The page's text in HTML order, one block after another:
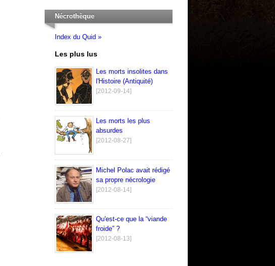
Nécrothèque
Index du Quid »
Les plus lus
Les morts insolites dans
l'Histoire (Antiquité)
[2012-09-14]
Les morts les plus
absurdes
[2012-08-27]
Michel Polac avait rédigé
sa propre nécrologie
[2012-08-14]
Qu'est-ce que la “viande
froide” ?
[2012-08-13]